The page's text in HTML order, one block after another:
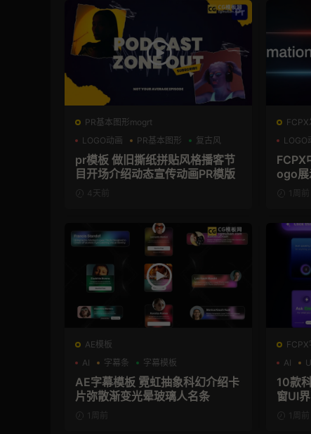
PR基本图形mogrt
LOGO动画
PR基本图形 复古风
pr模板 做旧撕纸拼贴风格播客节
目开场介绍动态宣传动画PR模版
4天前
FCPX
LOGO
支持
FCPX
ogo展
1周前
AE模板
AI
字幕条 字幕模板
AE字幕模板 霓虹抽象科幻介绍卡
片弥散渐变光晕玻璃人名条
1周前
FCPX
AI
10款
窗UI
1周前